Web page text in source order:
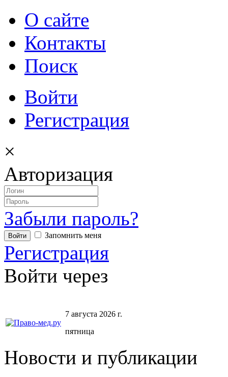
О сайте
Контакты
Поиск
Войти
Регистрация
×
Авторизация
Забыли пароль?
Запомнить меня
Регистрация
Войти через
7 августа 2026 г.
пятница
Новости и публикации